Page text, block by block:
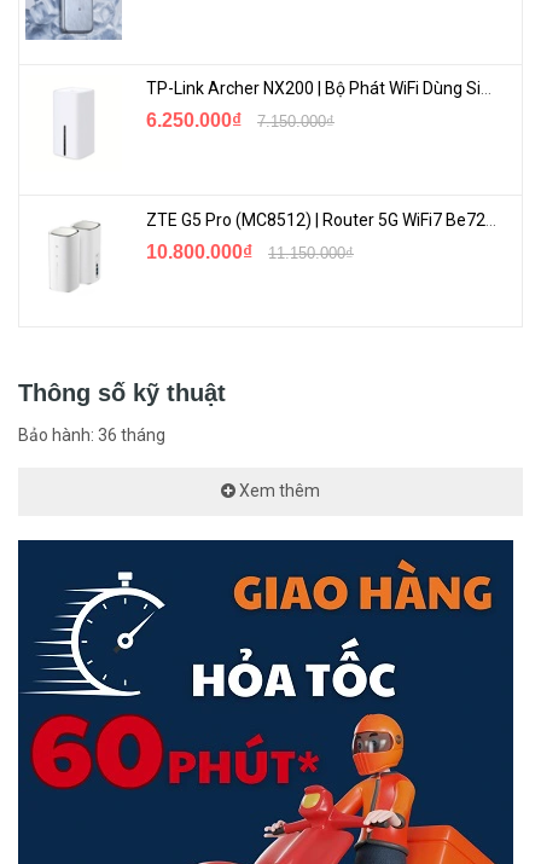
✦Dung lượng: 240GB
✦Tốc độ đọc: 540 MB/s
✦Tốc độ ghi: 430 MB/s
<Hotline: 0828.011.011 - (028)7300.2021 - VoHoang.vn>
6.250.000₫ 7.150.000₫
10.800.000₫ 11.150.000₫
Thông số kỹ thuật
Bảo hành: 36 tháng
Xem thêm